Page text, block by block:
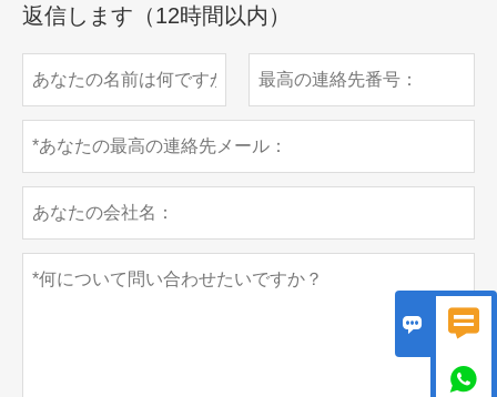
返信します（12時間以内）
 
